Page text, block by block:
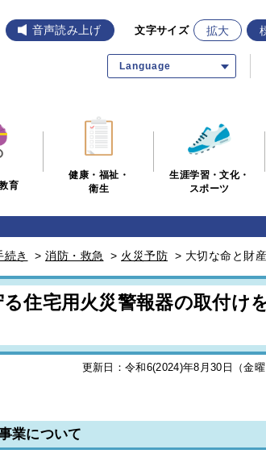
音声読み上げ 文字サイズ 拡大
Language
育
健康・福祉・
衛生
生涯学習・文化・
スポーツ
続き > 消防・救急 > 火災予防 > 大切な命と財
住宅用火災警報器の取付け
更新日：令和6(2024)年8月30日（金曜
業について